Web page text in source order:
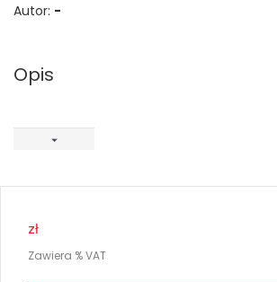
Autor: -
Opis
zł
Zawiera % VAT